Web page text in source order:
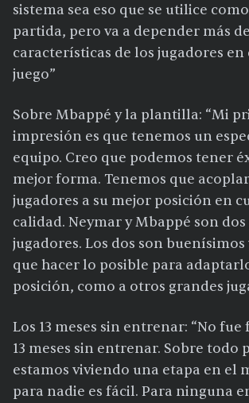
sistema sea eso que se utilice
partida, pero va a depender más
características de los jugadores
juego”
Sobre Mbappé y la plantilla: “Mi
impresión es que tenemos un
equipo. Creo que podemos tener
mejor forma. Tenemos que
jugadores a su mejor posición en
calidad. Neymar y Mbappé son
jugadores. Los dos son
que hacer lo posible para
posición, como a otros grandes
Los 13 meses sin entrenar: “No
13 meses sin entrenar. Sobre todo
estamos viviendo una etapa en el
para nadie es fácil. Para ninguna